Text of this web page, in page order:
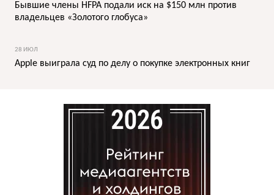
Бывшие члены HFPA подали иск на $150 млн против
владельцев «Золотого глобуса»
28 ИЮЛ
Apple выиграла суд по делу о покупке электронных книг